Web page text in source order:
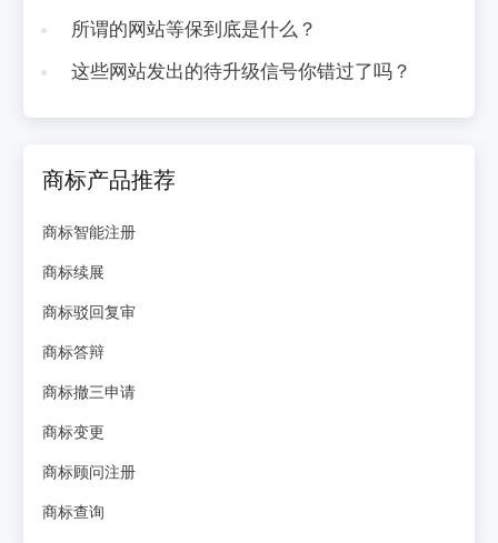
所谓的网站等保到底是什么？
这些网站发出的待升级信号你错过了吗？
商标产品推荐
商标智能注册
商标续展
商标驳回复审
商标答辩
商标撤三申请
商标变更
商标顾问注册
商标查询